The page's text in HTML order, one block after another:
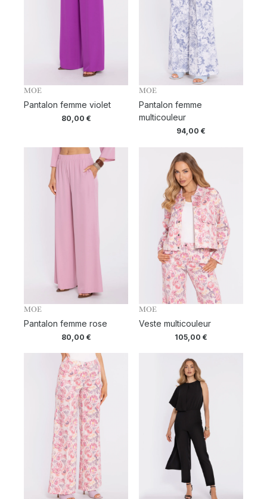
MOE
Pantalon femme violet
80,00 €
MOE
Pantalon femme
multicouleur
94,00 €
MOE
Pantalon femme rose
80,00 €
MOE
Veste multicouleur
105,00 €